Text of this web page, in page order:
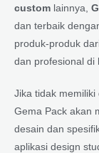
custom lainnya,
dan terbaik
produk-produk
dan profesional di
Jika tidak memiliki
Gema Pack akan
desain dan
aplikasi design